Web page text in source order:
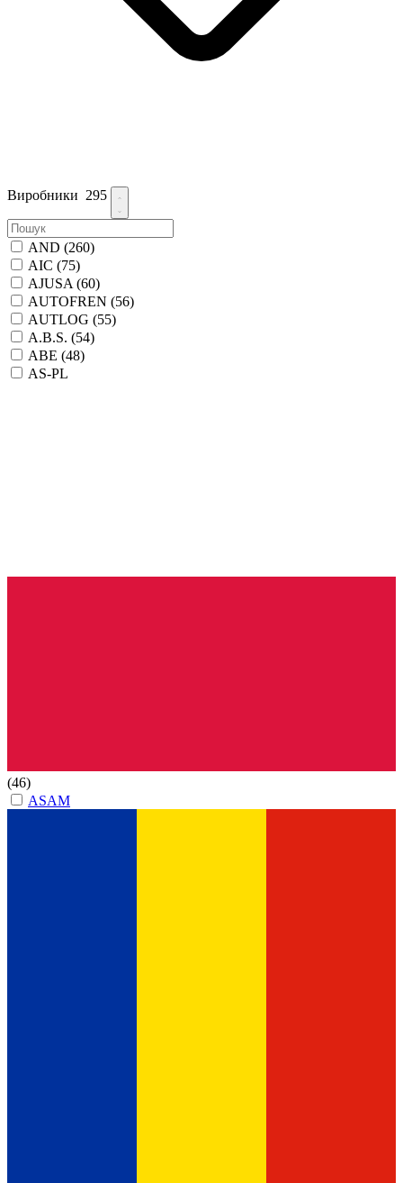
Виробники 295
AND (260)
AIC (75)
AJUSA (60)
AUTOFREN (56)
AUTLOG (55)
A.B.S. (54)
ABE (48)
AS-PL
(46)
ASAM